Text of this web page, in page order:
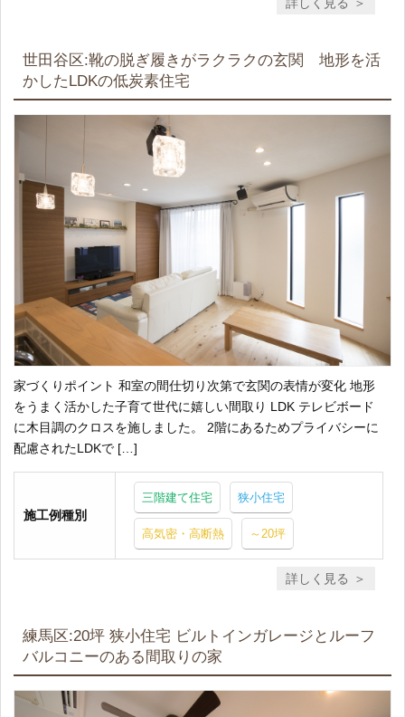
世田谷区:靴の脱ぎ履きがラクラクの玄関 地形を活
かしたLDKの低炭素住宅
家づくりポイント 和室の間仕切り次第で玄関の表情が変化 地形
をうまく活かした子育て世代に嬉しい間取り LDK テレビボード
に木目調のクロスを施しました。 2階にあるためプライバシーに
配慮されたLDKで […]
施工例種別
三階建て住宅 狭小住宅
高気密・高断熱 ～20坪
詳しく見る
練馬区:20坪 狭小住宅 ビルトインガレージとルーフ
バルコニーのある間取りの家